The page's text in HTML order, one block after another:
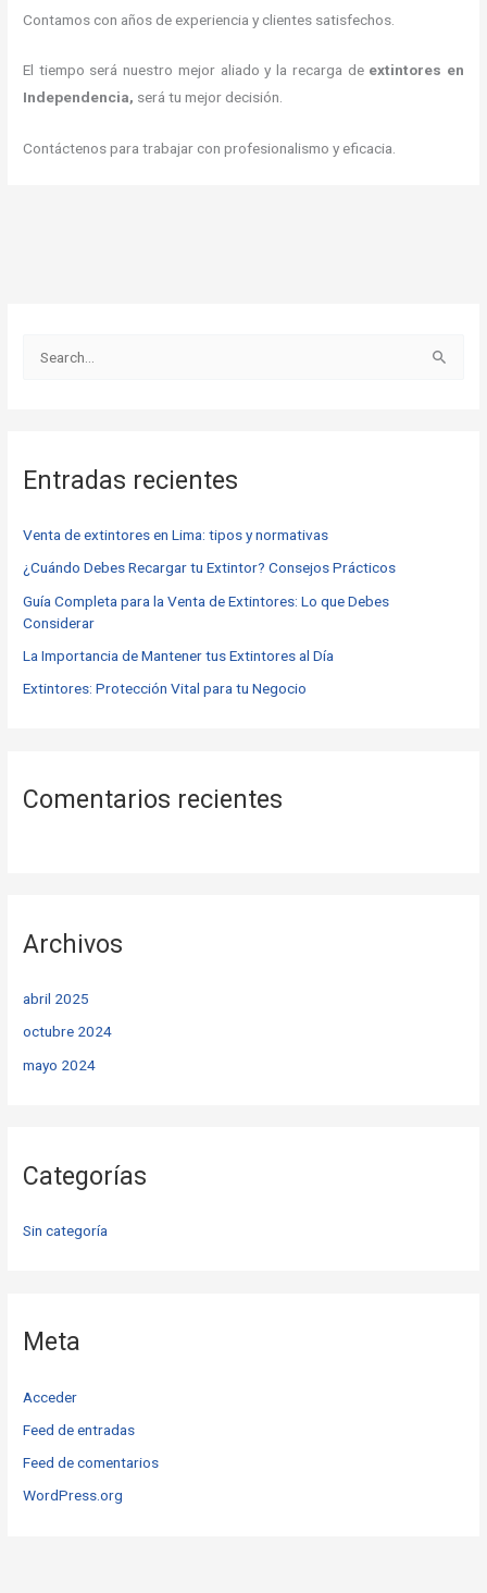
Contamos con años de experiencia y clientes satisfechos.
El tiempo será nuestro mejor aliado y la recarga de extintores en
Independencia, será tu mejor decisión.
Contáctenos para trabajar con profesionalismo y eficacia.
a
p
o
r
:
Entradas recientes
Venta de extintores en Lima: tipos y normativas
¿Cuándo Debes Recargar tu Extintor? Consejos Prácticos
Guía Completa para la Venta de Extintores: Lo que Debes
Considerar
La Importancia de Mantener tus Extintores al Día
Extintores: Protección Vital para tu Negocio
Comentarios recientes
Archivos
abril 2025
octubre 2024
mayo 2024
Categorías
Sin categoría
Meta
Acceder
Feed de entradas
Feed de comentarios
WordPress.org